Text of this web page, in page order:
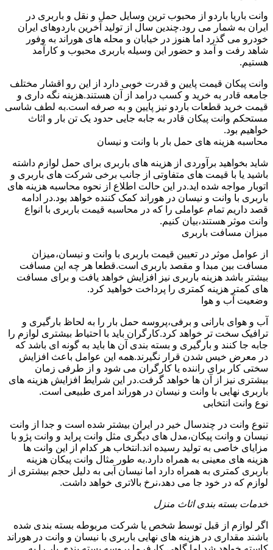
وانت باریا باردو از محبوب ترین وسایل حمل و نقل و باربری در
ایران به شمار می رود.چندین سال از تولید آخرین باردوهای ایران
خودرو می گذرد اما هنوز در خیابان و محله های هوراند به وفور
شاهد رفت و آمد و حضور این وسیله باربری محبوب و کارآمد
هستیم.
وانت پیکان قیمت پایین و قدرت خوبی دارد از این رو اقشار مختلف
جامعه قادر به خرید و کسب درامد از آن هستند.هزینه نگه داری و
قیمت خرید قطعات باردو نیز پایین و به صرفه است.به لطف شاسی
مستحکم وانت پیکان قادر به جابه جایی حدود یک تن بار و اثاث
خواهیم بود.
محاسبه هزینه های حمل بار با وانت و نیسان
شاید بخواهید برآوردی از هزینه های باربری برای حمل لوازم داشته
باشید یا با قیمت های متفاوتی از جانب برخی شرکت های باربری و
اتوبار مواجه شده اید.در این حالت اطلاع از نحوه محاسبه هزینه های
باربری با وانت و نیسان در هوراند کمک کننده خواهد بود.در ادامه
قصد داریم تمام عواملی را که در محاسبه قیمت باربری با انواع
وانت موثر هستند،بیان کنیم.
میزان مسافت باربری
از عوامل موثر در تعیین قیمت باربری با وانت و نیسان،میزان
مسافت بین مبدا و مقصد باربری است.قطعا هر چه این مسافت
بیشتر باشد هزینه باربری نیز افزایش خواهد یافت و برای مسافت
های کمتر هزینه کمتری را پرداخت خواهید کرد.
وضعیت آب و هوا
آب و هوای بارانی و برفی،پروسه حمل بار را به لحاظ بارگیری و
ترافیک سخت تر خواهد کرد.کارگران باید با احتیاط بیشتری لوازم را
جابه جا کنند و بارگیری و بسته بندی آن ها باید به گونه ای باشد که
در معرض خیس شدن قرار نگیرند.همه این عوامل باعث افزایش
سختی کار برای راننده یا کارگران می شود و از طرفی زمان
بیشتری نیز از آن ها خواهد گرفت.در این شرایط افزایش هزینه های
باربری نهایی با وانت و نیسان در هوراند امری طبیعی است.
نوع وانت انتخابی
تنوع وانت در چندسال خیر در ایران بیشتر شده است و جدا از وانت
نیسان و وانت پیکان،مدل های دیگری مثل وانت پراید و وانت پژو با
مزایای خاصی به تولید رسیده اند.انتخاب هر کدام از این وانت ها
هزینه های معینی به همراه دارد.به طور مثال وانت پیکان هزینه
باربری کمتری به همراه دارد اما نیسان آبی به دلیل حجم بیشتری از
لوازم که در خود جا می دهد،نرخ بالاتری خواهد داشت.
خدمات بسته بندی اثاث منزل
اگر لوازم از قبل توسط شخص یا شرکت مربوطه بسته بندی شده
باشند مقداری در هزینه های نهایی باربری با نیسان و وانت در هوراند